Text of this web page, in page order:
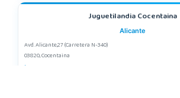
Juguetilandia Cocentaina
Alicante
Avd. Alicante,27 (Carretera N-340)
03820, Cocentaina